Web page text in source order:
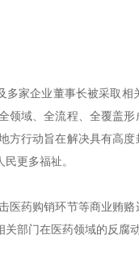
家企业董事长被采取
域、全流程、全覆盖
行动旨在解决具有高
更多福祉。
药购销环节等商业贿
部门在医药领域的反腐